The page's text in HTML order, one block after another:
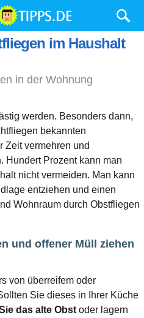
im Haushalt
in der Wohnung
werden. Besonders dann,
bekannten
Zeit vermehren und
Hundert Prozent kann man
nicht vermeiden. Man kann
entziehen und einen
Wohnraum durch Obstfliegen
und offener Müll ziehen
von überreifem oder
Sie dieses in Ihrer Küche
das alte Obst oder lagern